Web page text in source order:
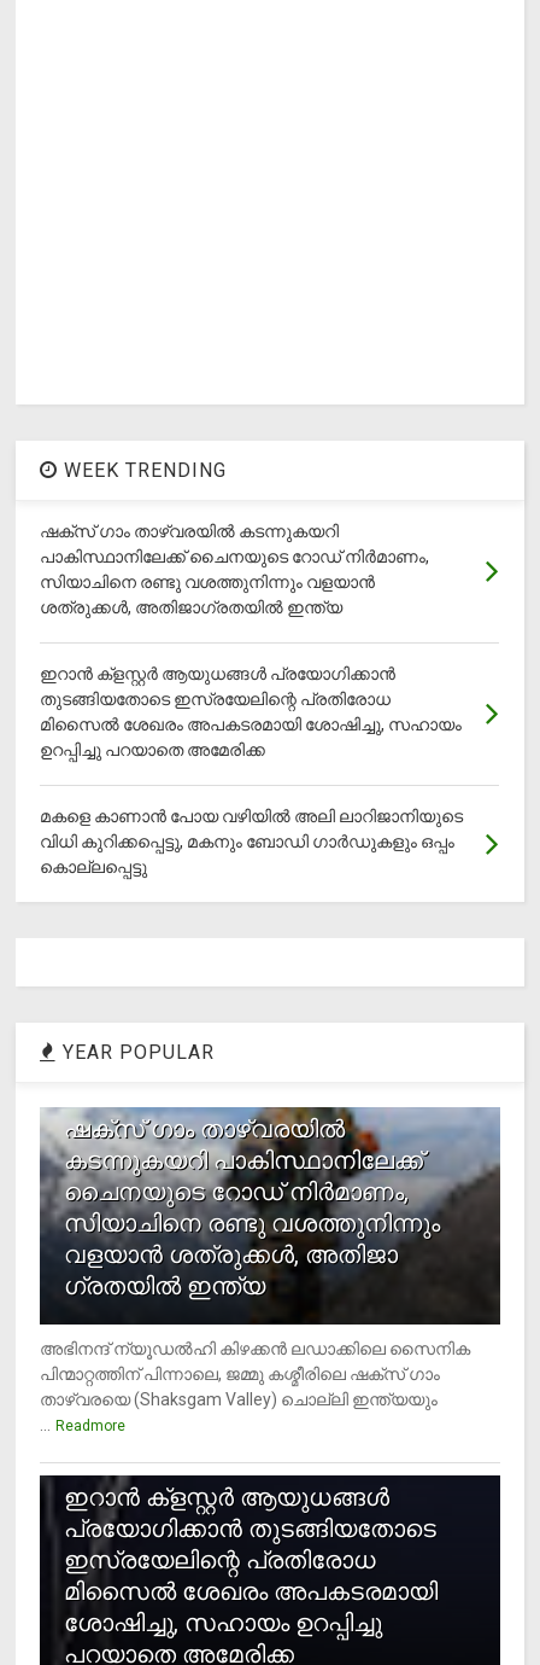
WEEK TRENDING
ഷക്സ് ​ഗാം താഴ്‌വരയിൽ കടന്നുകയറി
പാകിസ്ഥാനിലേക്ക് ചൈനയുടെ റോഡ് നിർമാണം,
സിയാചിനെ രണ്ടു വശത്തുനിന്നും വളയാൻ
ശത്രുക്കൾ, അതിജാ​ഗ്രതയിൽ ഇന്ത്യ
ഇറാന്‍ ക്‌ളസ്റ്റര്‍ ആയുധങ്ങള്‍ പ്രയോഗിക്കാന്‍
തുടങ്ങിയതോടെ ഇസ്രയേലിന്റെ പ്രതിരോധ
മിസൈല്‍ ശേഖരം അപകടരമായി ശോഷിച്ചു, സഹായം
ഉറപ്പിച്ചു പറയാതെ അമേരിക്ക
മകളെ കാണാന്‍ പോയ വഴിയില്‍ അലി ലാറിജാനിയുടെ
വിധി കുറിക്കപ്പെട്ടു, മകനും ബോഡി ഗാര്‍ഡുകളും ഒപ്പം
കൊല്ലപ്പെട്ടു
YEAR POPULAR
ഷക്സ് ​ഗാം താഴ്‌വരയിൽ
കടന്നുകയറി പാകിസ്ഥാനിലേക്ക്
ചൈനയുടെ റോഡ് നിർമാണം,
സിയാചിനെ രണ്ടു വശത്തുനിന്നും
വളയാൻ ശത്രുക്കൾ, അതിജാ​
ഗ്രതയിൽ ഇന്ത്യ
അഭിനന്ദ് ന്യൂഡൽഹി കിഴക്കൻ ലഡാക്കിലെ സൈനിക
പിന്മാറ്റത്തിന് പിന്നാലെ, ജമ്മു കശ്മീരിലെ ഷക്സ് ​ഗാം
താഴ്‌വരയെ (Shaksgam Valley) ചൊല്ലി ഇന്ത്യയും
Readmore
ഇറാന്‍ ക്‌ളസ്റ്റര്‍ ആയുധങ്ങള്‍
പ്രയോഗിക്കാന്‍ തുടങ്ങിയതോടെ
ഇസ്രയേലിന്റെ പ്രതിരോധ
മിസൈല്‍ ശേഖരം അപകടരമായി
ശോഷിച്ചു, സഹായം ഉറപ്പിച്ചു
പറയാതെ അമേരിക്ക